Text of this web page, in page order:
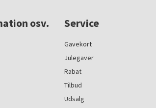
osv. Service
Gavekort
Julegaver
Rabat
Tilbud
Udsalg